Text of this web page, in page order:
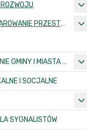
ZAGOSPODAROWANIE PRZESTRZENNE
RAPORT O STANIE GMINY I MIASTA KRAJENKA
I SOCJALNE
SYGNALISTÓW